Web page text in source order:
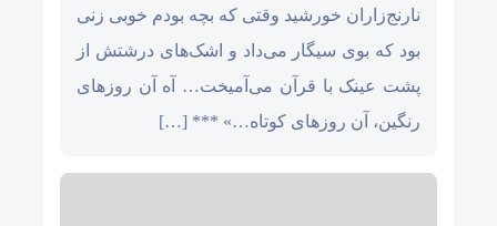
نارنج‌زاران خورشید وقتی که بچه بودم خوبی زنی
بود که بوی سیگار می‌داد و اشک‌های درشتش از
پشت عینک با قرآن می‌آمیخت… آه آن روزهای
رنگین، آن روزهای کوتاه…» *** […]